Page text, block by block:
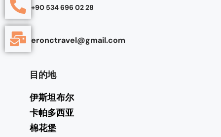
+90 534 696 02 28
eronctravel@gmail.com
目的地
伊斯坦布尔
卡帕多西亚
棉花堡